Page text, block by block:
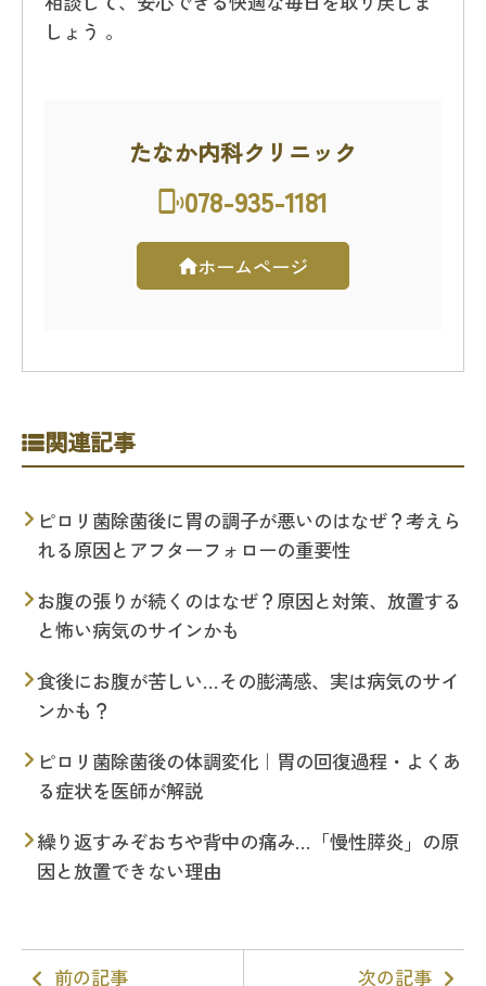
しょう 。
たなか内科クリニック
078-935-1181
ホームページ
関連記事
ピロリ菌除菌後に胃の調子が悪いのはなぜ？考えら
れる原因とアフターフォローの重要性
お腹の張りが続くのはなぜ？原因と対策、放置する
と怖い病気のサインかも
食後にお腹が苦しい…その膨満感、実は病気のサイ
ンかも？
ピロリ菌除菌後の体調変化｜胃の回復過程・よくあ
る症状を医師が解説
繰り返すみぞおちや背中の痛み…「慢性膵炎」の原
因と放置できない理由
前の記事 次の記事